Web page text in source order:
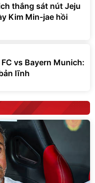
thắng sát nút Jeju
Kim Min-jae hồi
vs Bayern Munich:
lĩnh